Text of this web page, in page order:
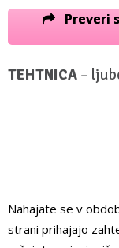
Preveri
TEHTNICA –
Nahajate se v
strani prihajajo